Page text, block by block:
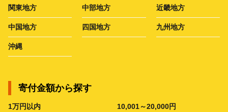
関東地方 中部地方 近畿地方
中国地方 四国地方 九州地方
沖縄
寄付金額から探す
1万円以内 10,001～20,000円